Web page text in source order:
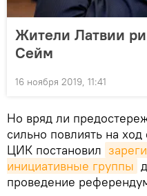
Жители Латвии
Сейм
16 ноября 2019, 11:41
Но вряд ли
сильно повлиять на
ЦИК постановил
инициативные группы
проведение